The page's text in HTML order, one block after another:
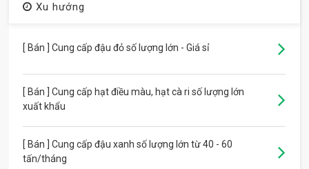
Xu hướng
[ Bán ] Cung cấp đậu đỏ số lượng lớn - Giá sỉ
[ Bán ] Cung cấp hạt điều màu, hạt cà ri số lượng lớn
xuất khẩu
[ Bán ] Cung cấp đậu xanh số lượng lớn từ 40 - 60
tấn/tháng